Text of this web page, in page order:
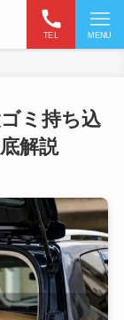
TEL MENU
ミ持ち込
解説